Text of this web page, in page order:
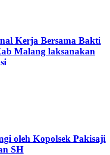
Kerja Bersama Bakti
Malang laksanakan
oleh Kopolsek Pakisaji
SH